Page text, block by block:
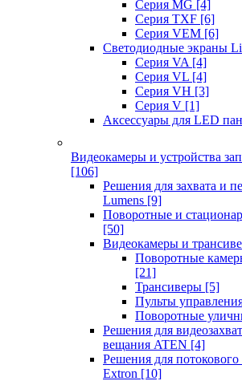
Серия MG [4]
Серия TXF [6]
Серия VEM [6]
Светодиодные экраны
Серия VA [4]
Серия VL [4]
Серия VH [3]
Серия V [1]
Аксессуары для LED
Видеокамеры и устройства
[106]
Решения для захвата и
Lumens [9]
Поворотные и
[50]
Видеокамеры и
Поворотные
[21]
Трансиверы [5]
Пульты
Поворотные
Решения для
вещания ATEN [4]
Решения для
Extron [10]